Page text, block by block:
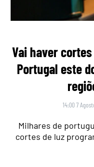
Vai haver
Portugal este
14:00 7
Milhares de
cortes de luz